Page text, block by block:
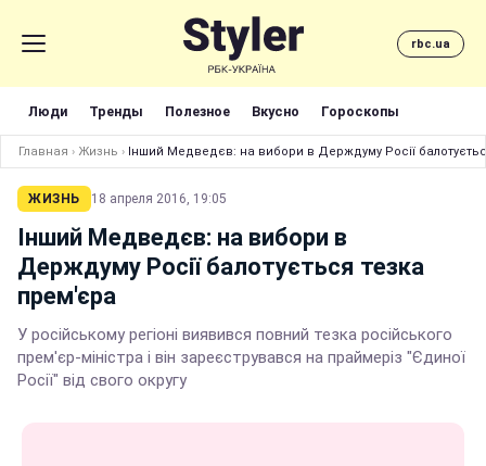
rbc.ua
Люди Тренды Полезное Вкусно Гороскопы
Главная › Жизнь › Інший Медведєв: на вибори в Держдуму Росії
ЖИЗНЬ 18 апреля 2016, 19:05
Інший Медведєв: на вибори в
Держдуму Росії балотується тезка
прем'єра
У російському регіоні виявився повний тезка російського
прем'єр-міністра і він зареєструвався на праймеріз "Єдиної
Росії" від свого округу